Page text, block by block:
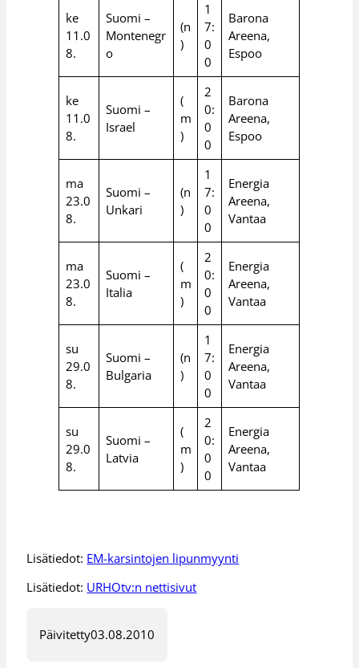
ke
11.0
8.
Suomi –
Montenegr
o
(n
)
1
7:
0
0
Barona
Areena,
Espoo
ke
11.0
8.
Suomi –
Israel
(
m
)
2
0:
0
0
Barona
Areena,
Espoo
ma
23.0
8.
Suomi –
Unkari
(n
)
1
7:
0
0
Energia
Areena,
Vantaa
ma
23.0
8.
Suomi –
Italia
(
m
)
2
0:
0
0
Energia
Areena,
Vantaa
su
29.0
8.
Suomi –
Bulgaria
(n
)
1
7:
0
0
Energia
Areena,
Vantaa
su
29.0
8.
Suomi –
Latvia
(
m
)
2
0:
0
0
Energia
Areena,
Vantaa
Lisätiedot: EM-karsintojen lipunmyynti
Lisätiedot: URHOtv:n nettisivut
Päivitetty03.08.2010